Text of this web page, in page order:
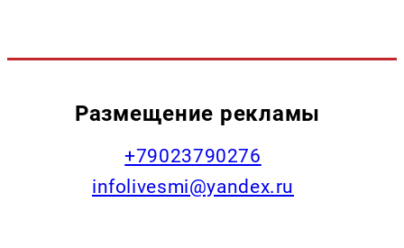
Размещение рекламы
+79023790276
infolivesmi@yandex.ru